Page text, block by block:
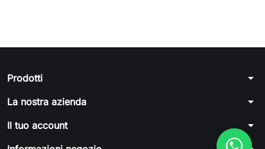
Prodotti arrow_drop_down
La nostra azienda arrow_drop_down
Il tuo account arrow_drop_down